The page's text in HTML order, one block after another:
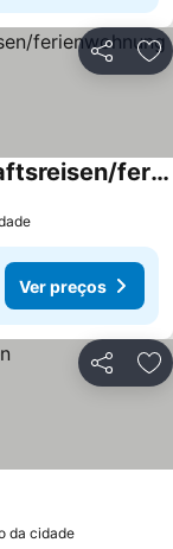
Partilhar
Moblierte Wohnung Fur Geschaftsreisen/ferienwohnung Plauen Stadtmitte
Ver preços
Partilhar
da cidade